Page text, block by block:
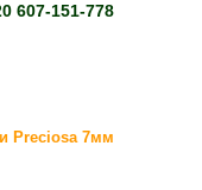
607-151-778
Preciosa 7мм